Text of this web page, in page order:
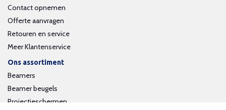
Contact opnemen
Offerte aanvragen
Retouren en service
Meer Klantenservice
Ons assortiment
Beamers
Beamer beugels
Projectieschermen